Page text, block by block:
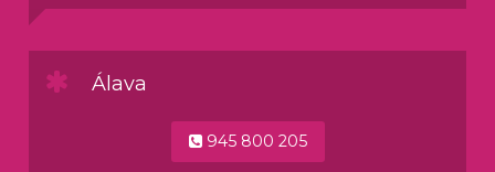
Álava
945 800 205